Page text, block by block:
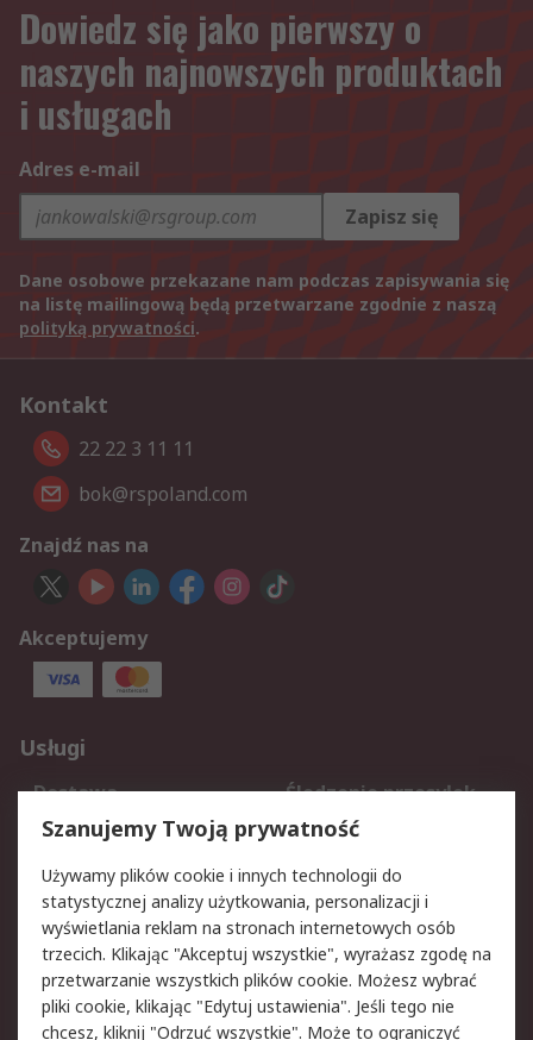
Dowiedz się jako pierwszy o
naszych najnowszych produktach
i usługach
Adres e-mail
Zapisz się
Dane osobowe przekazane nam podczas zapisywania się
na listę mailingową będą przetwarzane zgodnie z naszą
polityką prywatności.
Kontakt
22 22 3 11 11
bok@rspoland.com
Znajdź nas na
Akceptujemy
Usługi
Dostawa
Śledzenie przesyłek
Reklamacje i zwroty
Rejestracja
Aspekty prawne
Bezpieczeństwo e-
maila
Polityka dotycząca
plików cookie
Polityka prywatności
Użytkowanie witryny
Szanujemy Twoją prywatność
Używamy plików cookie i innych technologii do
statystycznej analizy użytkowania, personalizacji i
wyświetlania reklam na stronach internetowych osób
trzecich. Klikając "Akceptuj wszystkie", wyrażasz zgodę na
przetwarzanie wszystkich plików cookie. Możesz wybrać
pliki cookie, klikając "Edytuj ustawienia". Jeśli tego nie
chcesz, kliknij "Odrzuć wszystkie". Może to ograniczyć